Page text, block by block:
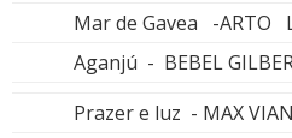
Mar de Gavea -ARTO
Aganjú - BEBEL
Prazer e luz - MAX